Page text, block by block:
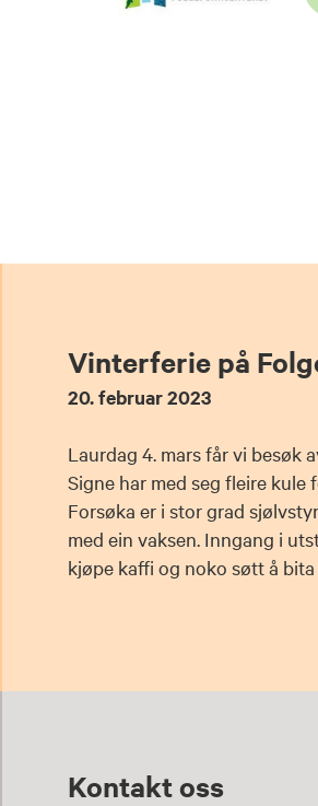
Vinterferie på
20. februar 2023
Laurdag 4. mars får vi besøk
Signe har med seg fleire kule
Forsøka er i stor grad
med ein vaksen. Inngang i
kjøpe kaffi og noko søtt å bita
Kontakt oss